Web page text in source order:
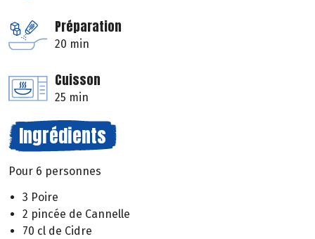
Préparation
20 min
Cuisson
25 min
Ingrédients
Pour 6 personnes
3 Poire
2 pincée de Cannelle
70 cl de Cidre